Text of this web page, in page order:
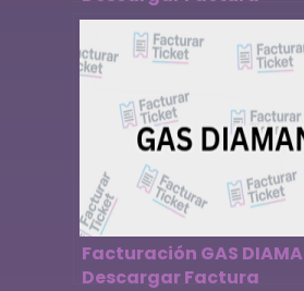
Facturación GAS
Descargar Factura